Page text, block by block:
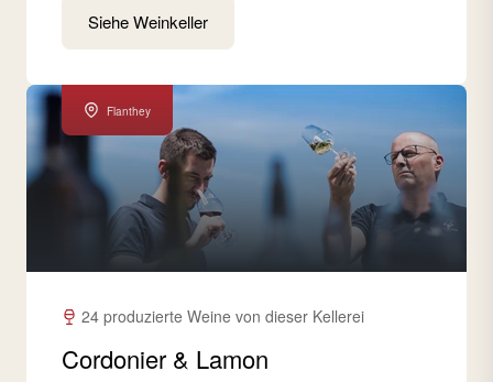
Siehe Weinkeller
Flanthey
24 produzierte Weine von dieser Kellerei
Cordonier & Lamon